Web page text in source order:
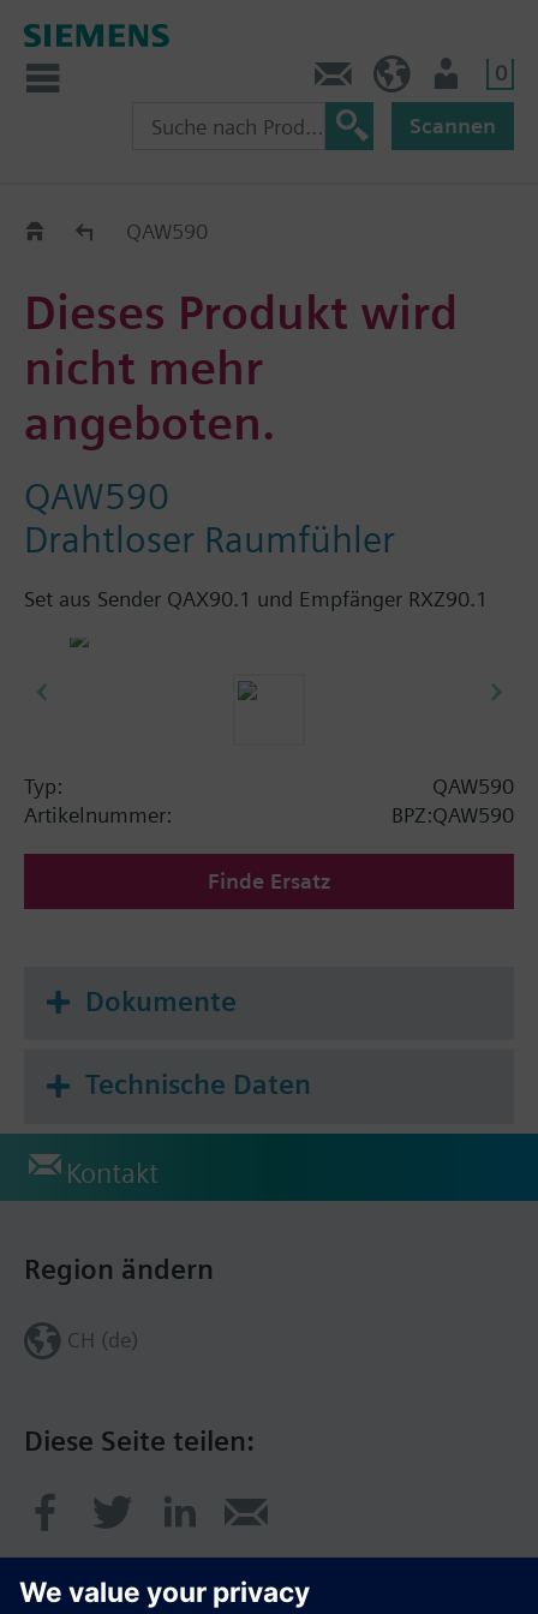
0
Scannen
Old2NewQAW590
Dieses Produkt wird
nicht mehr
angeboten.
QAW590
Drahtloser Raumfühler
Set aus Sender QAX90.1 und Empfänger RXZ90.1
Typ:
QAW590
Artikelnummer:
BPZ:QAW590
Finde Ersatz
Dokumente
Technische Daten
Kontakt
Diese Seite teilen:
Region ändern
CH (de)